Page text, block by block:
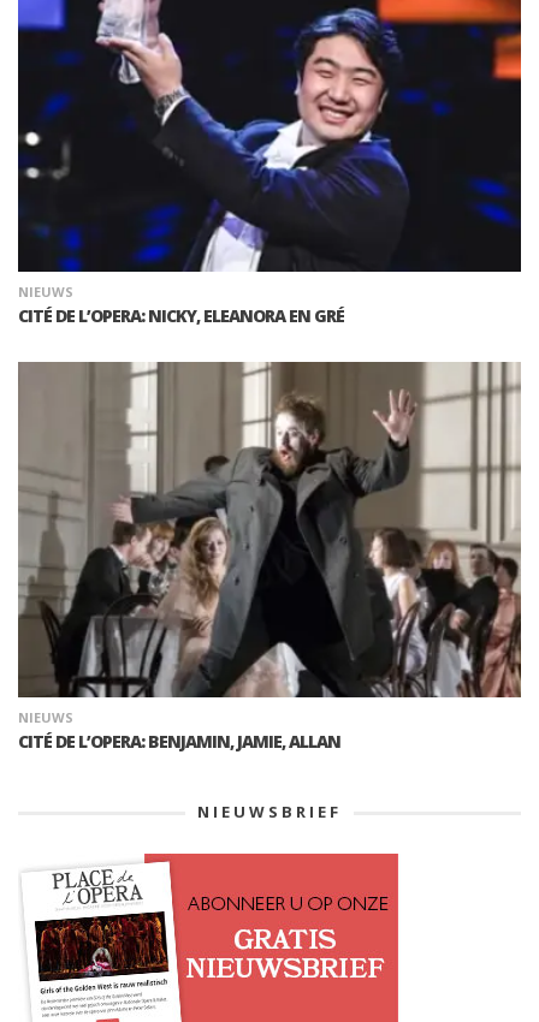
NIEUWS
CITÉ DE L’OPERA: NICKY, ELEANORA EN GRÉ
NIEUWS
CITÉ DE L’OPERA: BENJAMIN, JAMIE, ALLAN
NIEUWSBRIEF